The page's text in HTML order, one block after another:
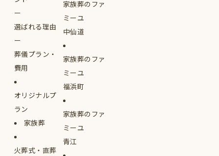
選ばれる理由
葬儀プラン・
費用
オリジナルプ
ラン
家族葬
火葬式・直葬
家族葬のファ
ミーユ
中仙道
家族葬のファ
ミーユ
福浜町
家族葬のファ
ミーユ
青江